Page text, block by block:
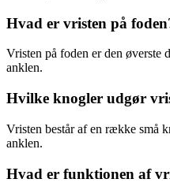
Hvad er vristen på
Vristen på foden er den øverste
anklen.
Hvilke knogler udgør
Vristen består af en række små
anklen.
Hvad er funktionen af